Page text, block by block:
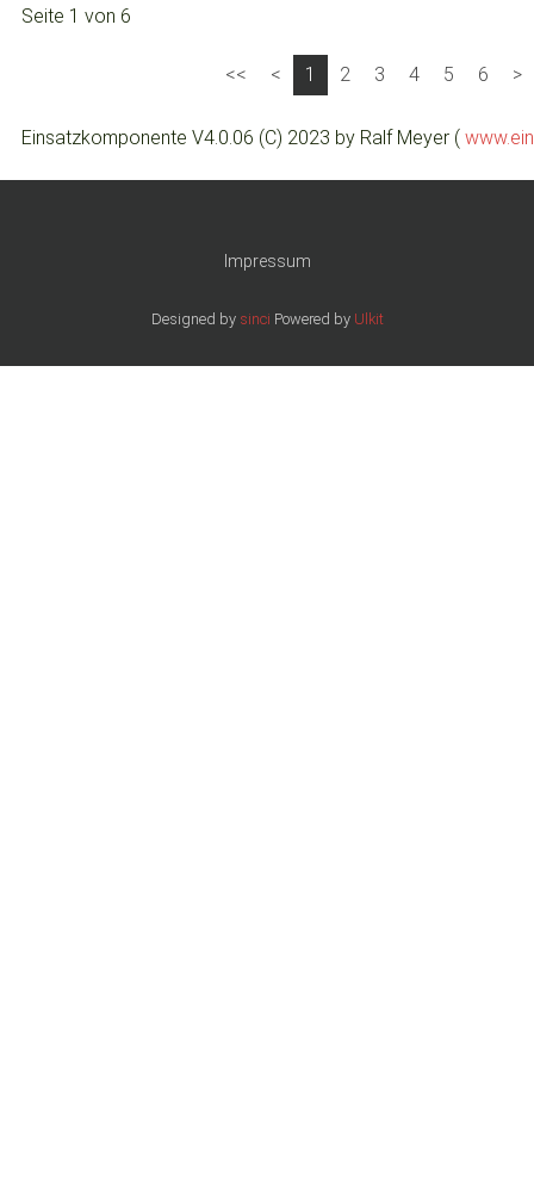
Seite 1 von 6
1 2 3 4 5 6
Einsatzkomponente V4.0.06 (C) 2023 by Ralf Meyer (
Impressum
Designed by sinci Powered by Ulkit